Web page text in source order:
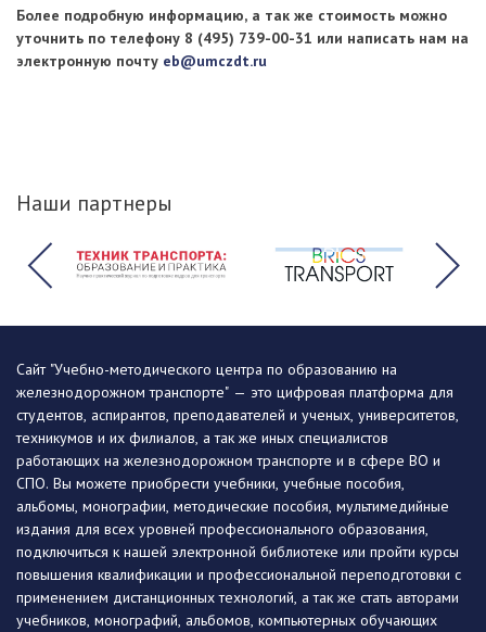
Более подробную информацию, а так же стоимость можно
уточнить по телефону 8 (495) 739-00-31 или написать нам на
электронную почту eb@umczdt.ru
Наши партнеры
Сайт "Учебно-методического центра по образованию на
железнодорожном транспорте" — это цифровая платформа для
студентов, аспирантов, преподавателей и ученых, университетов,
техникумов и их филиалов, а так же иных специалистов
работающих на железнодорожном транспорте и в сфере ВО и
СПО. Вы можете приобрести учебники, учебные пособия,
альбомы, монографии, методические пособия, мультимедийные
издания для всех уровней профессионального образования,
подключиться к нашей электронной библиотеке или пройти курсы
повышения квалификации и профессиональной переподготовки с
применением дистанционных технологий, а так же стать авторами
учебников, монографий, альбомов, компьютерных обучающих